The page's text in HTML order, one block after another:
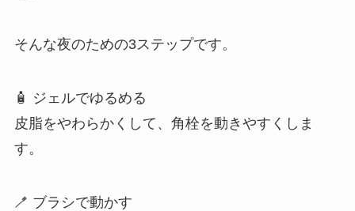
そんな夜のための3ステップです。
🧴 ジェルでゆるめる
皮脂をやわらかくして、角栓を動きやすくしま
す。
🪥 ブラシで動かす